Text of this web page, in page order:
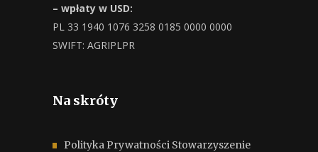
– wpłaty w USD:
PL 33 1940 1076 3258 0185 0000 0000
SWIFT: AGRIPLPR
Na skróty
Polityka Prywatności Stowarzyszenie